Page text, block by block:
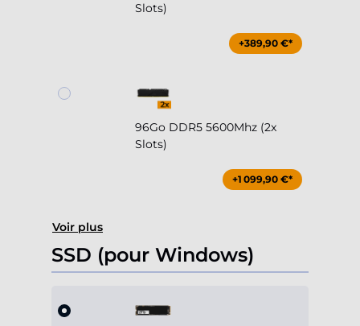
Slots)
+389,90 €*
96Go DDR5 5600Mhz (2x
Slots)
+1 099,90 €*
Voir plus
SSD (pour Windows)